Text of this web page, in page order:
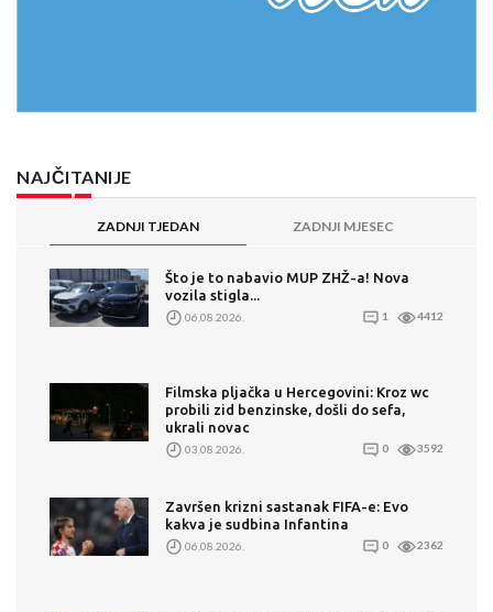
NAJČITANIJE
ZADNJI TJEDAN ZADNJI MJESEC
Što je to nabavio MUP ZHŽ-a! Nova
vozila stigla...
06.08.2026. 1 4412
Filmska pljačka u Hercegovini: Kroz wc
probili zid benzinske, došli do sefa,
ukrali novac
03.08.2026. 0 3592
Završen krizni sastanak FIFA-e: Evo
kakva je sudbina Infantina
06.08.2026. 0 2362